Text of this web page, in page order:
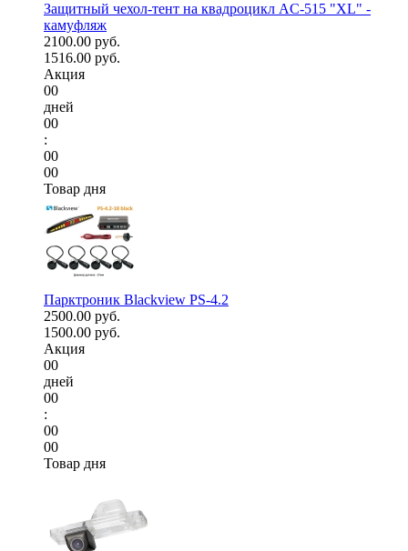
Защитный чехол-тент на квадроцикл AC-515 "XL" -
камуфляж
2100.00 руб.
1516.00 руб.
Акция
00
дней
00
:
00
00
Товар дня
Парктроник Blackview PS-4.2
2500.00 руб.
1500.00 руб.
Акция
00
дней
00
:
00
00
Товар дня